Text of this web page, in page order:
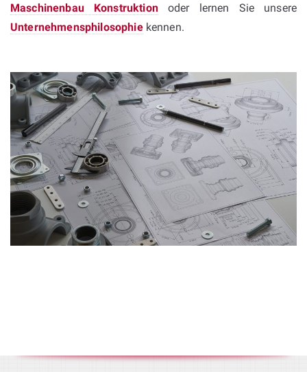
Maschinenbau Konstruktionoder lernen Sie unsere
Unternehmensphilosophiekennen.